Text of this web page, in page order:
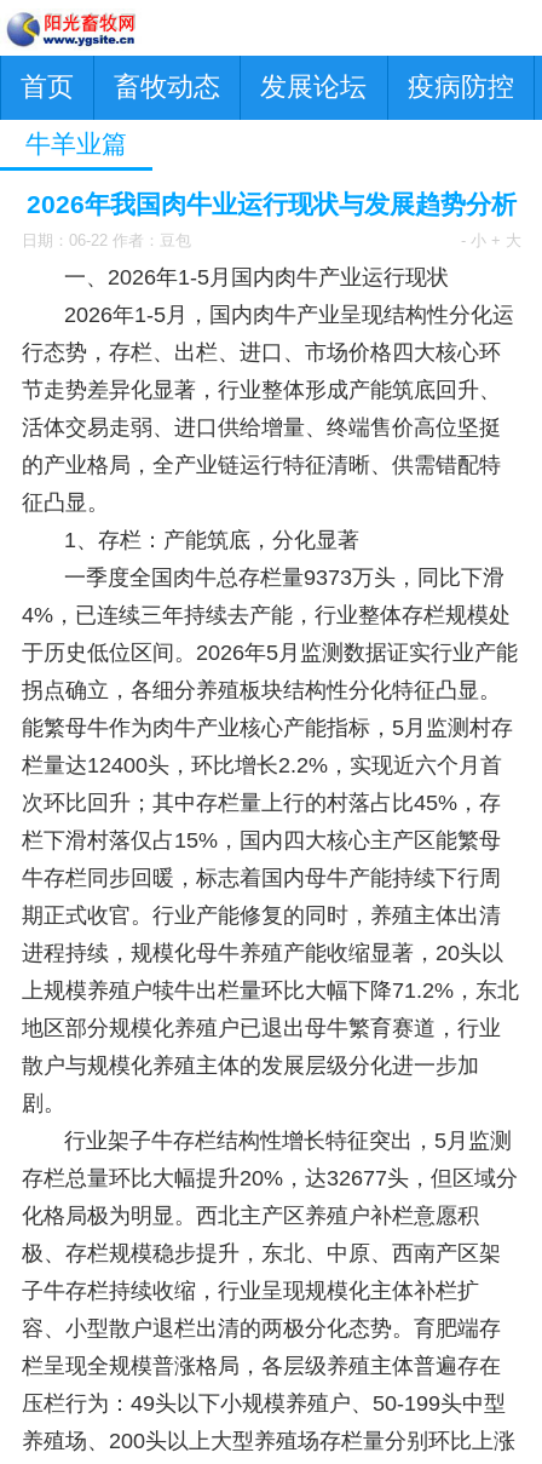
首页 畜牧动态 发展论坛 疫病防控
牛羊业篇
2026年我国肉牛业运行现状与发展趋势分析
日期：06-22 作者：豆包 - 小 + 大
一、2026年1-5月国内肉牛产业运行现状
2026年1-5月，国内肉牛产业呈现结构性分化运
行态势，存栏、出栏、进口、市场价格四大核心环
节走势差异化显著，行业整体形成产能筑底回升、
活体交易走弱、进口供给增量、终端售价高位坚挺
的产业格局，全产业链运行特征清晰、供需错配特
征凸显。
1、存栏：产能筑底，分化显著
一季度全国肉牛总存栏量9373万头，同比下滑
4%，已连续三年持续去产能，行业整体存栏规模处
于历史低位区间。2026年5月监测数据证实行业产能
拐点确立，各细分养殖板块结构性分化特征凸显。
能繁母牛作为肉牛产业核心产能指标，5月监测村存
栏量达12400头，环比增长2.2%，实现近六个月首
次环比回升；其中存栏量上行的村落占比45%，存
栏下滑村落仅占15%，国内四大核心主产区能繁母
牛存栏同步回暖，标志着国内母牛产能持续下行周
期正式收官。行业产能修复的同时，养殖主体出清
进程持续，规模化母牛养殖产能收缩显著，20头以
上规模养殖户犊牛出栏量环比大幅下降71.2%，东北
地区部分规模化养殖户已退出母牛繁育赛道，行业
散户与规模化养殖主体的发展层级分化进一步加
剧。
行业架子牛存栏结构性增长特征突出，5月监测
存栏总量环比大幅提升20%，达32677头，但区域分
化格局极为明显。西北主产区养殖户补栏意愿积
极、存栏规模稳步提升，东北、中原、西南产区架
子牛存栏持续收缩，行业呈现规模化主体补栏扩
容、小型散户退栏出清的两极分化态势。育肥端存
栏呈现全规模普涨格局，各层级养殖主体普遍存在
压栏行为：49头以下小规模养殖户、50-199头中型
养殖场、200头以上大型养殖场存栏量分别环比上涨